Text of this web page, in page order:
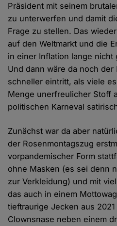
Präsident mit seinem
zu unterwerfen und damit
Frage zu stellen. Das
auf den Weltmarkt und die
in einer Inflation lange nicht
Und dann wäre da noch der
schneller eintritt, als viele
Menge unerfreulicher Stoff
politischen Karneval
Zunächst war da aber
der Rosenmontagszug
vorpandemischer Form
ohne Masken (es sei denn
zur Verkleidung) und mit
das auch in einem
tieftraurige Jecken aus
Clownsnase neben einem